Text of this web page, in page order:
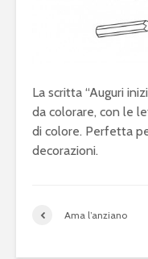
La scritta “Auguri
da colorare, con le
di colore. Perfetta
decorazioni.
Ama l’anziano